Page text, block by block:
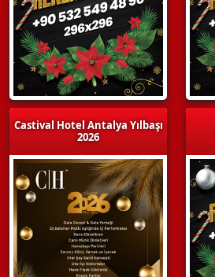
Castival Hotel Antalya Yılbaşı
2026